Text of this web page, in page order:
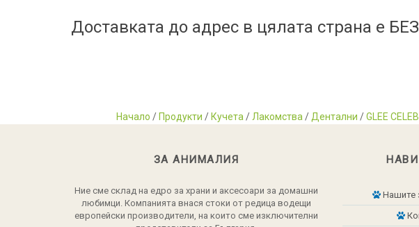
Доставката до адрес в цялата страна е
Начало / Продукти / Кучета / Лакомства / Дентални /GLEE
ЗА АНИМАЛИЯ
Ние сме склад на едро за храни и аксесоари за домашни
любимци. Компанията внася стоки от редица водещи
европейски производители, на които сме изключителни
Нашите